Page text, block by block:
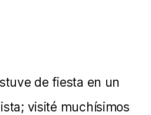
de fiesta en un
visité muchísimos